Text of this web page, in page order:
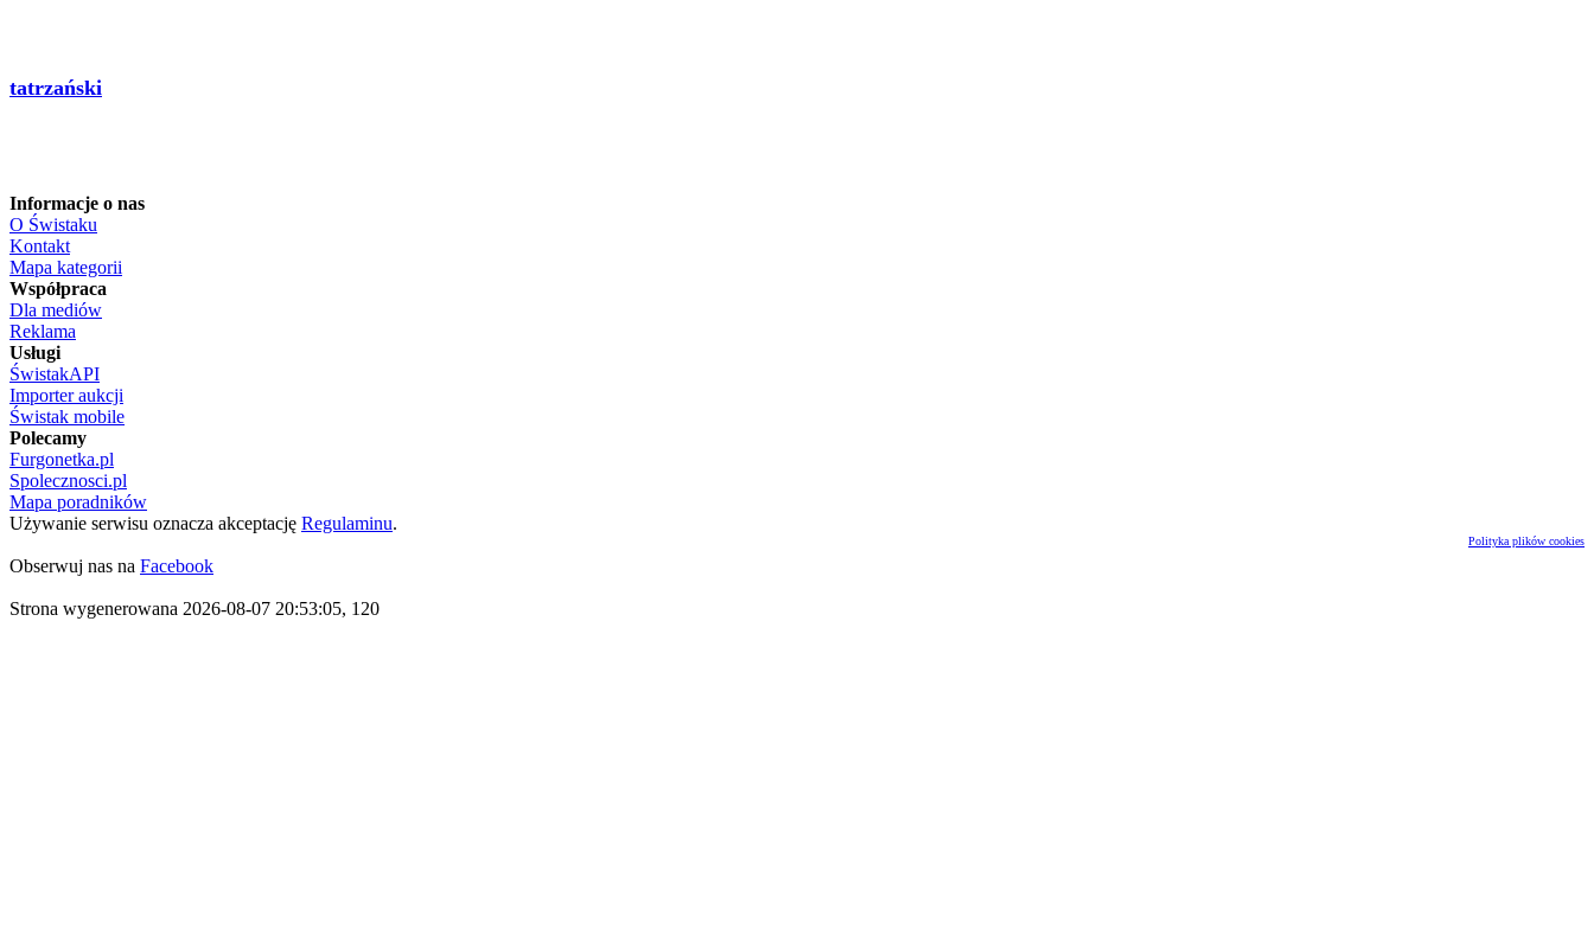
tatrzański
Informacje o nas
O Świstaku
Kontakt
Mapa kategorii
Współpraca
Dla mediów
Reklama
Usługi
ŚwistakAPI
Importer aukcji
Świstak mobile
Polecamy
Furgonetka.pl
Spolecznosci.pl
Mapa poradników
Używanie serwisu oznacza akceptację Regulaminu.
Polityka plików cookies
Obserwuj nas na Facebook
Strona wygenerowana 2026-08-07 20:53:05, 120